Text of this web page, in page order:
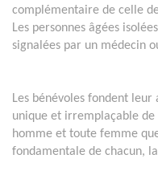
complémentaire de celle
Les personnes âgées
signalées par un médecin
Les bénévoles fondent
unique et irremplaçable
homme et toute femme
fondamentale de chacun,